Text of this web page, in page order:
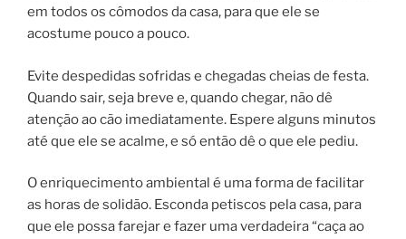
em todos os cômodos da casa, para que ele se
acostume pouco a pouco.
Evite despedidas sofridas e chegadas cheias de festa.
Quando sair, seja breve e, quando chegar, não dê
atenção ao cão imediatamente. Espere alguns minutos
até que ele se acalme, e só então dê o que ele pediu.
O enriquecimento ambiental é uma forma de facilitar
as horas de solidão. Esconda petiscos pela casa, para
que ele possa farejar e fazer uma verdadeira “caça ao